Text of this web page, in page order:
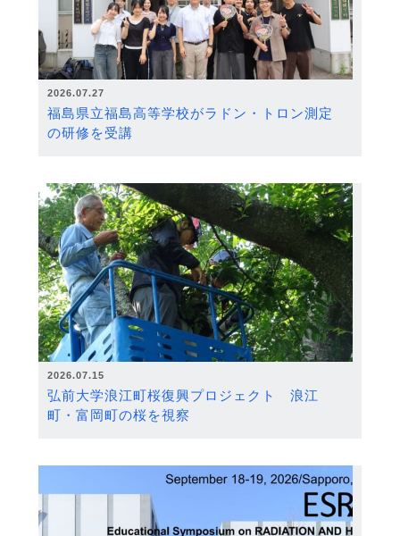
2026.07.27
福島県立福島高等学校がラドン・トロン測定
の研修を受講
2026.07.15
弘前大学浪江町桜復興プロジェクト 浪江
町・富岡町の桜を視察